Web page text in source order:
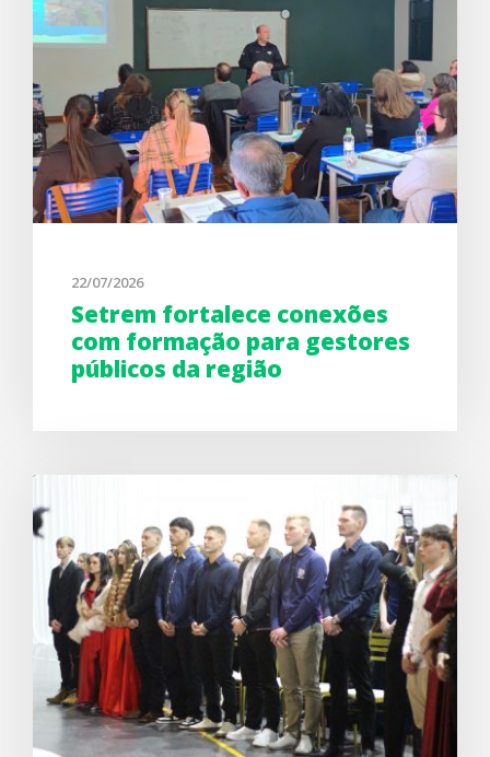
22/07/2026
Setrem fortalece conexões
com formação para gestores
públicos da região